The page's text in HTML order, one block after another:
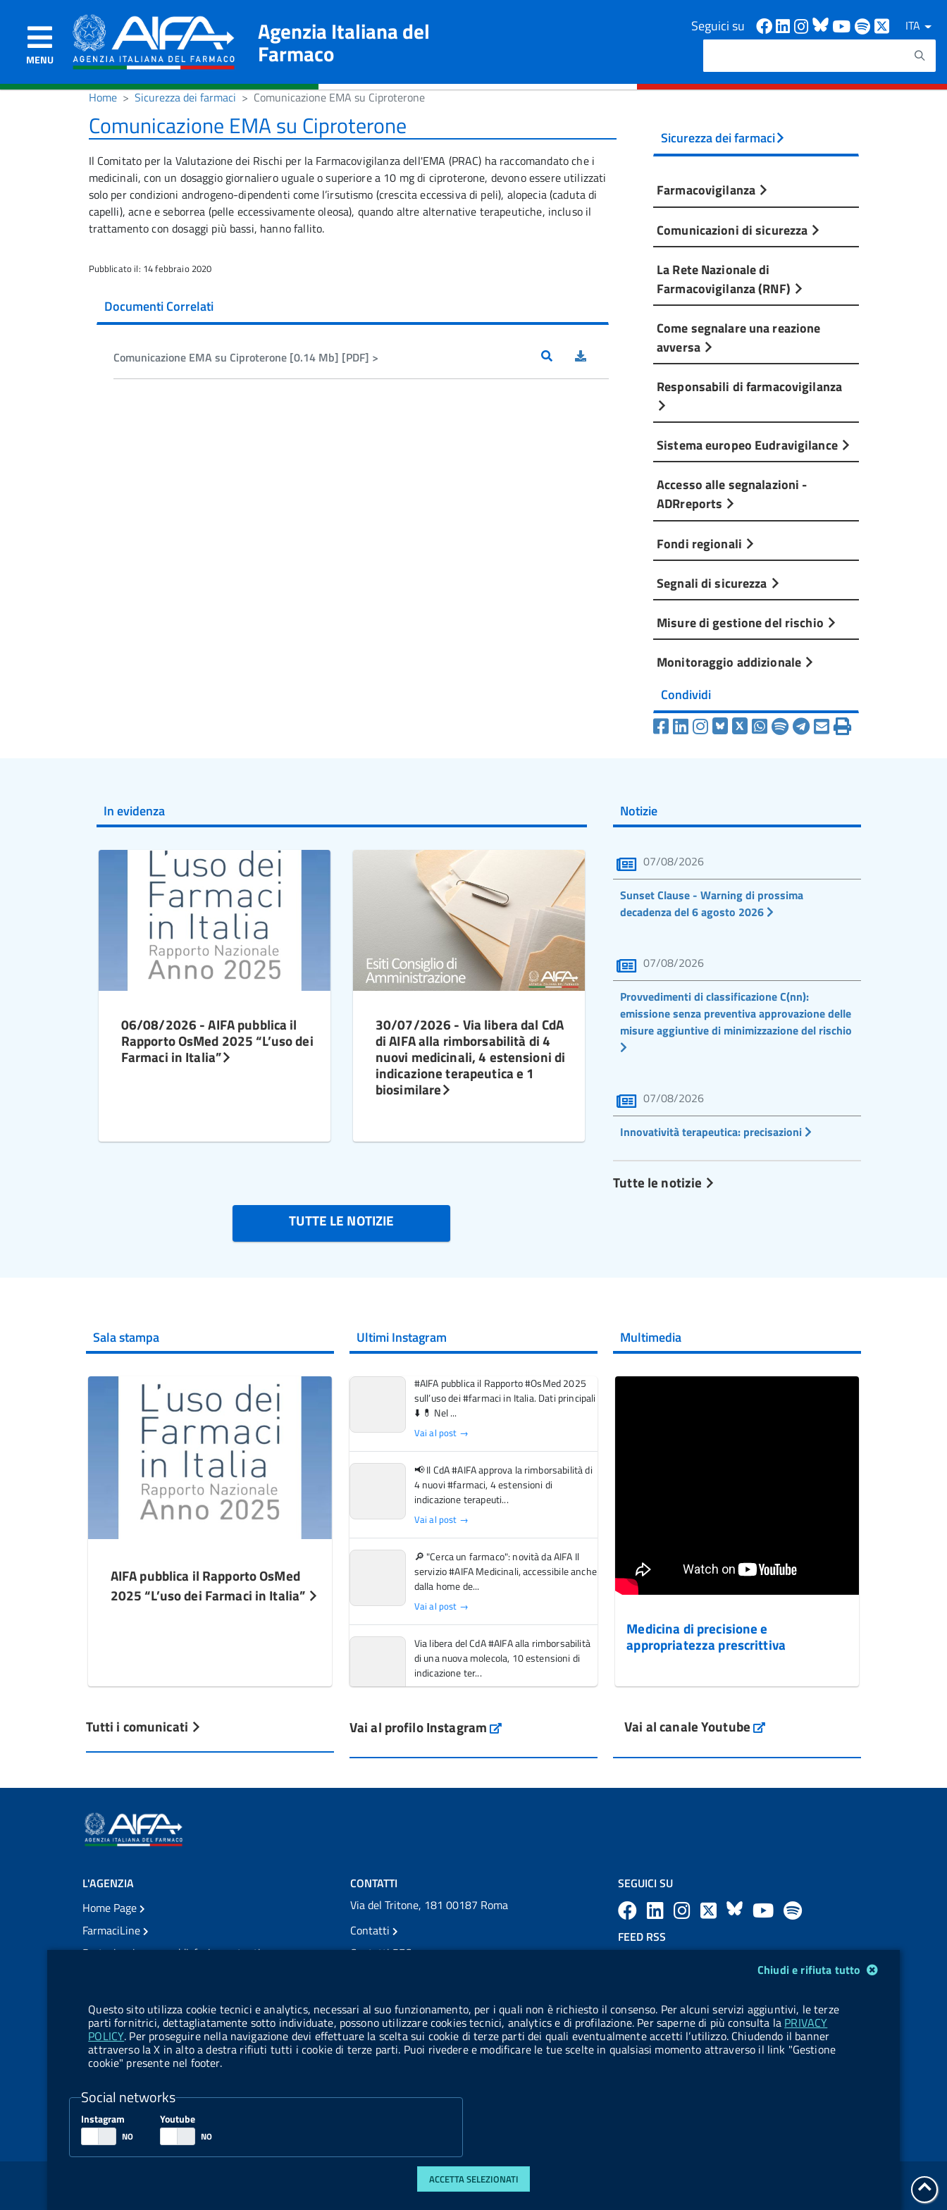
MENU
Agenzia Italiana del
Farmaco
Seguici su Facebook
Linkedin
Instagram
Bluesky
Youtube
Spotify
ITA
Cerca
Home Sicurezza dei farmaci Comunicazione EMA su Ciproterone
Comunicazione EMA su Ciproterone
Il Comitato per la Valutazione dei Rischi per la Farmacovigilanza dell'EMA (PRAC) ha raccomandato che i
medicinali, con un dosaggio giornaliero uguale o superiore a 10 mg di ciproterone, devono essere utilizzati
solo per condizioni androgeno-dipendenti come l’irsutismo (crescita eccessiva di peli), alopecia (caduta di
capelli), acne e seborrea (pelle eccessivamente oleosa), quando altre alternative terapeutiche, incluso il
trattamento con dosaggi più bassi, hanno fallito.
Pubblicato il: 14 febbraio 2020
Documenti Correlati
Comunicazione EMA su Ciproterone [0.14 Mb] [PDF] >
Sicurezza dei farmaci
Farmacovigilanza
Comunicazioni di sicurezza
La Rete Nazionale di
Farmacovigilanza (RNF)
Come segnalare una reazione
avversa
Responsabili di farmacovigilanza
Sistema europeo Eudravigilance
Accesso alle segnalazioni -
ADRreports
Fondi regionali
Segnali di sicurezza
Misure di gestione del rischio
Monitoraggio addizionale
Condividi
In evidenza
06/08/2026 - AIFA pubblica il
Rapporto OsMed 2025 “L’uso dei
Farmaci in Italia”
30/07/2026 - Via libera dal CdA
di AIFA alla rimborsabilità di 4
nuovi medicinali, 4 estensioni di
indicazione terapeutica e 1
biosimilare
TUTTE LE NOTIZIE
Notizie
07/08/2026
Sunset Clause - Warning di prossima
decadenza del 6 agosto 2026
07/08/2026
Provvedimenti di classificazione C(nn):
emissione senza preventiva approvazione delle
misure aggiuntive di minimizzazione del rischio
07/08/2026
Innovatività terapeutica: precisazioni
Tutte le notizie
Sala stampa
AIFA pubblica il Rapporto OsMed
2025 “L’uso dei Farmaci in Italia”
Tutti i comunicati
Ultimi Instagram
#AIFA pubblica il Rapporto #OsMed 2025
sull’uso dei #farmaci in Italia. Dati principali
⬇️ 💊 Nel ...
Vai al post →
📢 Il CdA #AIFA approva la rimborsabilità di
4 nuovi #farmaci, 4 estensioni di
indicazione terapeuti...
Vai al post →
🔎 "Cerca un farmaco": novità da AIFA Il
servizio #AIFA Medicinali, accessibile anche
dalla home de...
Vai al post →
Via libera del CdA #AIFA alla rimborsabilità
di una nuova molecola, 10 estensioni di
indicazione ter...
L'Italia si conferma tra i primi Paesi europei
dal Servi...
Vai al profilo Instagram Instagram
Multimedia
Medicina di precisione e
appropriatezza prescrittiva
Vai al canale Youtube
Chiudi e rifiuta tutto
Questo sito utilizza cookie tecnici e analytics, necessari al suo funzionamento, per i quali non è richiesto il consenso. Per alcuni servizi aggiuntivi, le terze
parti fornitrici, dettagliatamente sotto individuate, possono utilizzare cookies tecnici, analytics e di profilazione. Per saperne di più consulta la PRIVACY
POLICY. Per proseguire nella navigazione devi effettuare la scelta sui cookie di terze parti dei quali eventualmente accetti l’utilizzo. Chiudendo il banner
attraverso la X in alto a destra rifiuti tutti i cookie di terze parti. Puoi rivedere e modificare le tue scelte in qualsiasi momento attraverso il link "Gestione
cookie" presente nel footer.
Social networks
Instagram Youtube
ACCETTA SELEZIONATI
L'AGENZIA
Home Page
FarmaciLine
Partecipazione e soddisfazione utenti
Amministrazione Trasparente
Atti di notifica
Pubblicità legale
TrovaNormeFarmaco
Bandi di Gara e Contratti
CONTATTI
Via del Tritone, 181 00187 Roma
Contatti
Contatti PEC
Codice Fiscale: 97345810580
Codice IPA AIFA: aifa_rm
Codice IPA UCB: UFE1TR
SEGUICI SU
F
a
b
o
L
e
d
l
.
X
B
s
k
Y
u
u
b
l
b
l
.
FEED RSS
e
d
Gestione cookie
Obiettivi di accessibilità Statistiche sito